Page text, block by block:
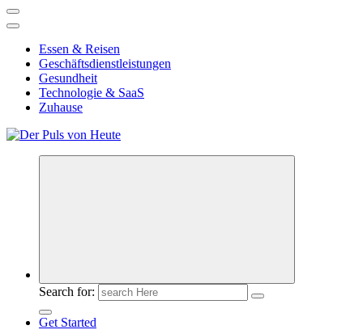
Essen & Reisen
Geschäftsdienstleistungen
Gesundheit
Technologie & SaaS
Zuhause
Meldungen die Resonanz finden
Search for:
Get Started